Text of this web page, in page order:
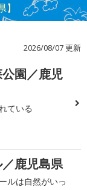
2026/08/07 更新
園／鹿児
ている
鹿児島県
ルは自然がいっ